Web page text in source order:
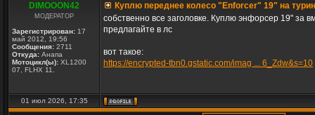
DIMOOON42
МОДЕРАТОР
Зарегистрирован: 17
май 2012, 19:56
Сообщения: 2711
Откуда: Анапа
Мотоцикл(ы): XL1200
07, FLHX 11.
Куплю переднее колесо "Enforcer" 19" на
собственно все заголовке. Куплю энфорсер 19" за
предлагайте в лс
вот такое:
https://encrypted-tbn0.gstatic.com/imag ... 6_Zdw&s=10
01 июл 2026, 17:35